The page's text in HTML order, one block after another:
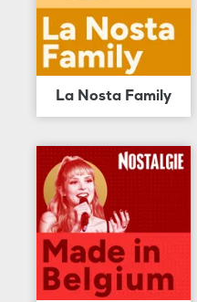
La Nosta Family